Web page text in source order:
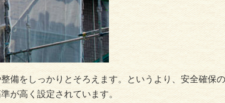
備をしっかりとそろえます。というより、安全確保
が高く設定されています。
住宅リフォーム全般